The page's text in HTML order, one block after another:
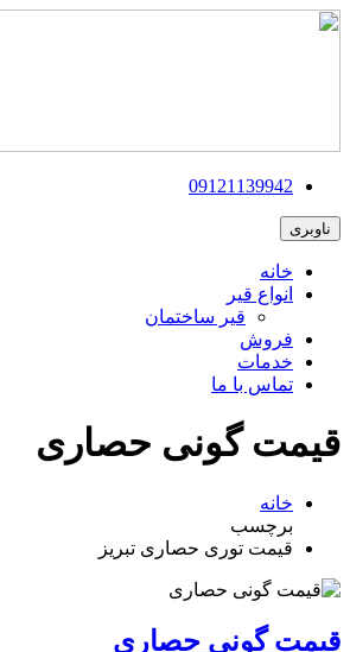
09121139942
ناوبری
خانه
انواع قیر
قیر ساختمان
فروش
خدمات
تماس با ما
قیمت گونی حصاری
خانه
برچسب
قیمت توری حصاری تبریز
قیمت گونی حصاری